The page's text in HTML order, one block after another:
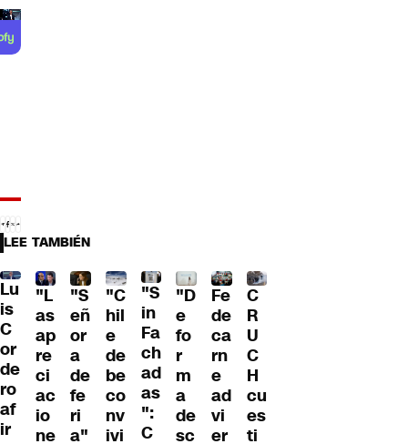
LEE TAMBIÉN
Lu
is
C
or
de
ro
af
ir
"L
as
ap
re
ci
ac
io
ne
"S
eñ
or
a
de
fe
ri
a"
"C
hil
e
de
be
co
nv
ivi
"S
in
Fa
ch
ad
as
":
C
"D
e
fo
r
m
a
de
sc
Fe
de
ca
rn
e
ad
vi
er
C
R
U
C
H
cu
es
ti